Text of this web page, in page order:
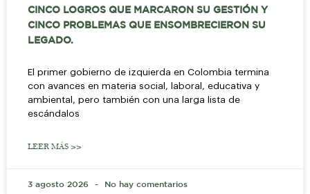
CINCO LOGROS QUE MARCARON SU GESTIÓN Y
CINCO PROBLEMAS QUE ENSOMBRECIERON SU
LEGADO.
El primer gobierno de izquierda en Colombia termina
con avances en materia social, laboral, educativa y
ambiental, pero también con una larga lista de
escándalos
LEER MÁS >>
3 agosto 2026 No hay comentarios